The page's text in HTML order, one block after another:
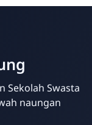
Sekolah Swasta
naungan